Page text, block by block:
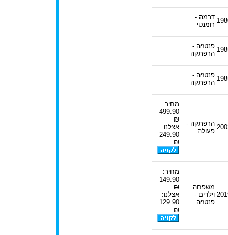
דרמה -
רומנטי
פנטזיה -
הרפתקה
פנטזיה -
הרפתקה
הרפתקה -
פעולה
מחיר:
499.90
₪
אצלנו:
249.90
₪
משפחה
וילדים -
פנטזיה
מחיר:
149.90
₪
אצלנו:
129.90
₪